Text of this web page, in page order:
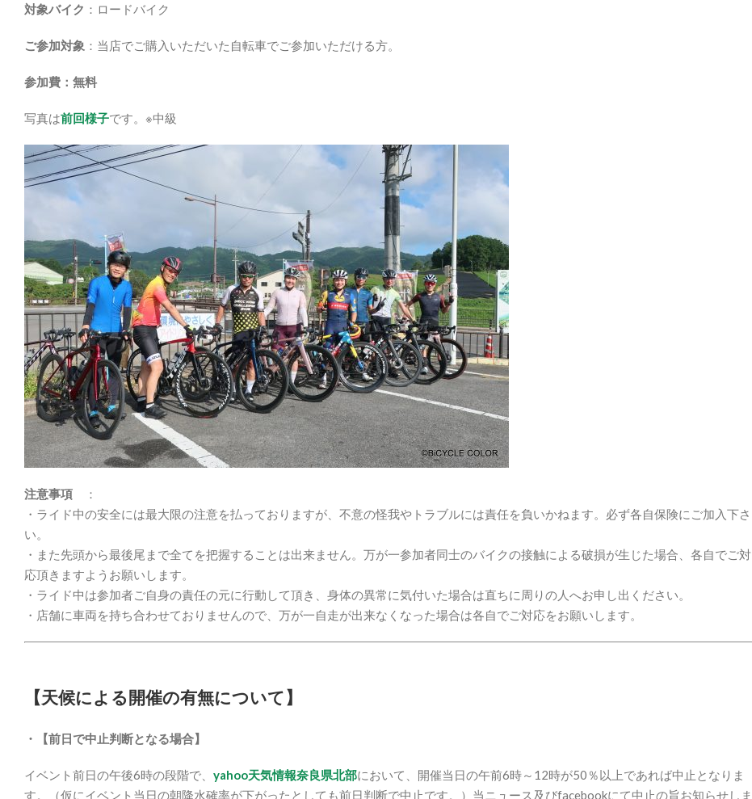
対象バイク ：ロードバイク
ご参加対象 ：当店でご購入いただいた自転車でご参加いただける方。
参加費：無料
写真は前回様子です。※中級
注意事項 ：
・ライド中の安全には最大限の注意を払っておりますが、不意の怪我やトラブルには責任を負いかねます。必ず各自保険にご加入下さ
い。
・また先頭から最後尾まで全てを把握することは出来ません。万が一参加者同士のバイクの接触による破損が生じた場合、各自でご対
応頂きますようお願いします。
・ライド中は参加者ご自身の責任の元に行動して頂き、身体の異常に気付いた場合は直ちに周りの人へお申し出ください。
・店舗に車両を持ち合わせておりませんので、万が一自走が出来なくなった場合は各自でご対応をお願いします。
【天候による開催の有無について】
・【前日で中止判断となる場合】
イベント前日の午後6時の段階で、 yahoo天気情報奈良県北部において、開催当日の午前6時～12時が50％以上であれば中止となりま
す。（仮にイベント当日の朝降水確率が下がったとしても前日判断で中止です。）当ニュース及びfacebookにて中止の旨お知らせしま